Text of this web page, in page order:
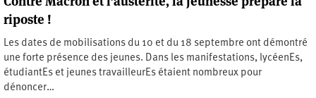
riposte !
Les dates de mobilisations du 10 et du 18 septembre ont démontré
une forte présence des jeunes. Dans les manifestations, lycéenEs,
étudiantEs et jeunes travailleurEs étaient nombreux pour
dénoncer…